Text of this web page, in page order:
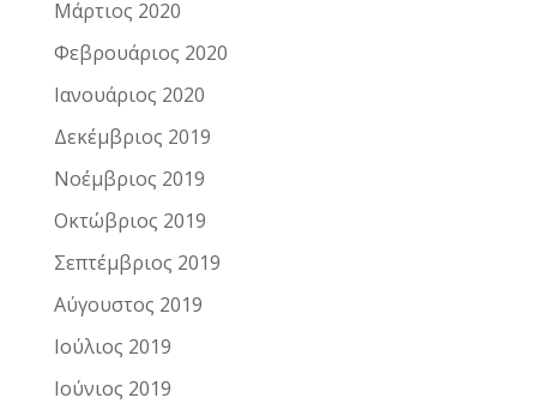
Μάρτιος 2020
Φεβρουάριος 2020
Ιανουάριος 2020
Δεκέμβριος 2019
Νοέμβριος 2019
Οκτώβριος 2019
Σεπτέμβριος 2019
Αύγουστος 2019
Ιούλιος 2019
Ιούνιος 2019